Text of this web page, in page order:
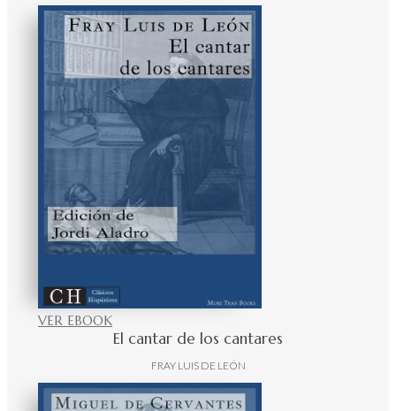
VER EBOOK
El cantar de los cantares
FRAY LUIS DE LEÓN